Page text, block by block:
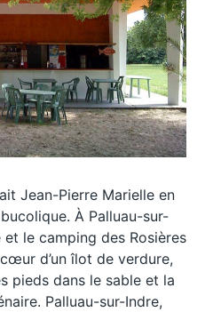
Jean-Pierre Marielle en
À Palluau-sur-
le camping des Rosières
d’un îlot de verdure,
pieds dans le sable et la
Palluau-sur-Indre,